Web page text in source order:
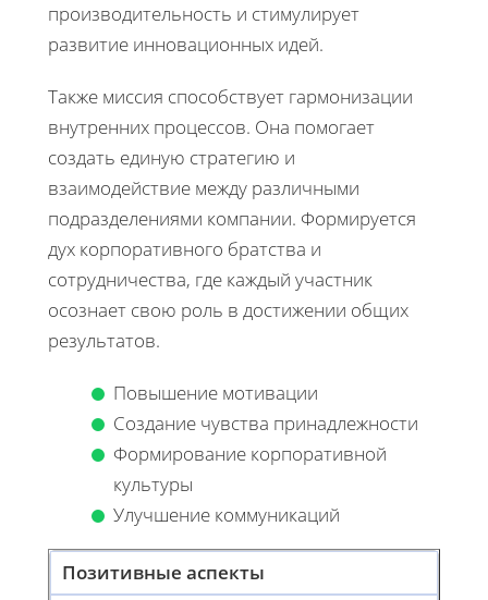
производительность и стимулирует
развитие инновационных идей.
Также миссия способствует гармонизации
внутренних процессов. Она помогает
создать единую стратегию и
взаимодействие между различными
подразделениями компании. Формируется
дух корпоративного братства и
сотрудничества, где каждый участник
осознает свою роль в достижении общих
результатов.
Повышение мотивации
Создание чувства принадлежности
Формирование корпоративной
культуры
Улучшение коммуникаций
Позитивные аспекты